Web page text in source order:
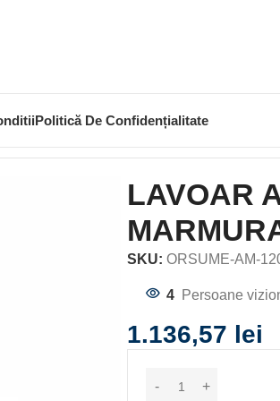
Politică De Confidențialitate
LAVOAR
SKU: ORSUME-AM-
4 Persoane
1.136,57 lei